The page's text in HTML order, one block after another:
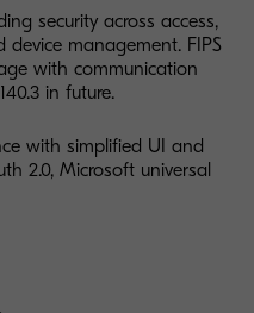
security across access,
management. FIPS
with communication
in future.
with simplified UI and
2.0, Microsoft universal